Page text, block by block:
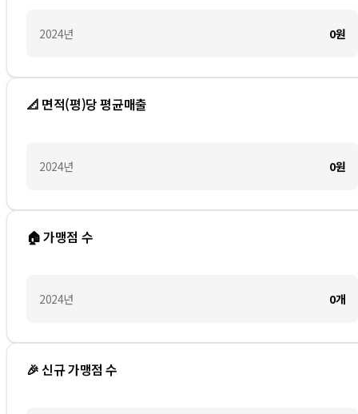
2024년 0원
📐 면적(평)당 평균매출
2024년 0원
🏠 가맹점 수
2024년 0개
🎉 신규 가맹점 수